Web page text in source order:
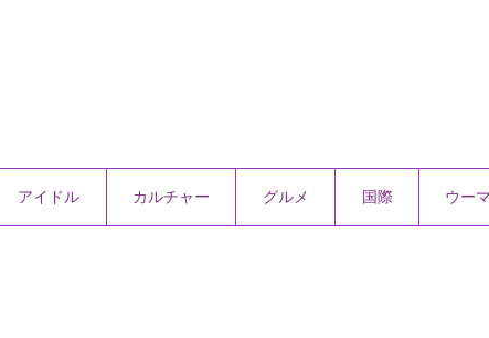
アイドル カルチャー グルメ 国際 ウー